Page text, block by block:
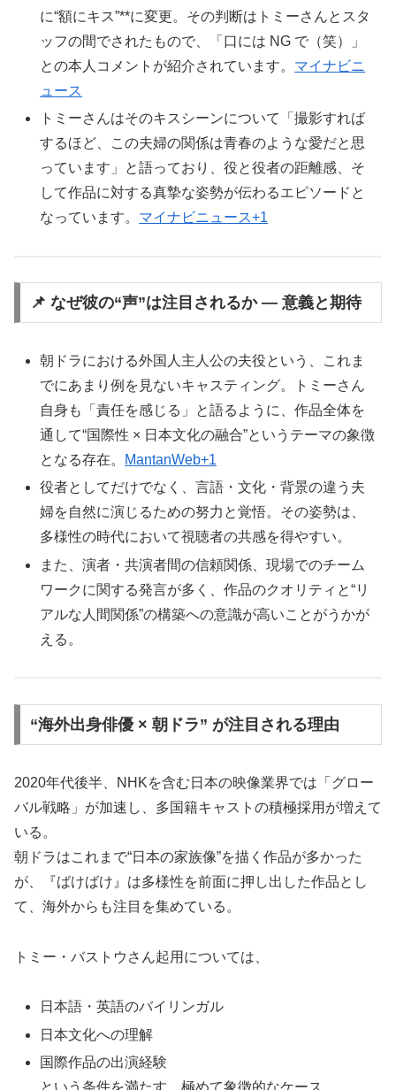
に“額にキス”**に変更。その判断はトミーさんとスタ
ッフの間でされたもので、「口には NG で（笑）」
との本人コメントが紹介されています。 マイナビニ
ュース
トミーさんはそのキスシーンについて「撮影すれば
するほど、この夫婦の関係は青春のような愛だと思
っています」と語っており、役と役者の距離感、そ
して作品に対する真摯な姿勢が伝わるエピソードと
なっています。 マイナビニュース+1
📌 なぜ彼の“声”は注目されるか — 意義と期待
朝ドラにおける外国人主人公の夫役という、これま
でにあまり例を見ないキャスティング。トミーさん
自身も「責任を感じる」と語るように、作品全体を
通して“国際性 × 日本文化の融合”というテーマの象徴
となる存在。
MantanWeb+1
役者としてだけでなく、言語・文化・背景の違う夫
婦を自然に演じるための努力と覚悟。その姿勢は、
多様性の時代において視聴者の共感を得やすい。
また、演者・共演者間の信頼関係、現場でのチーム
ワークに関する発言が多く、作品のクオリティと“リ
アルな人間関係”の構築への意識が高いことがうかが
える。
“海外出身俳優 × 朝ドラ” が注目される理由
2020年代後半、NHKを含む日本の映像業界では「グロー
バル戦略」が加速し、多国籍キャストの積極採用が増えて
いる。
朝ドラはこれまで“日本の家族像”を描く作品が多かった
が、『ばけばけ』は多様性を前面に押し出した作品とし
て、海外からも注目を集めている。
トミー・バストウさん起用については、
日本語・英語のバイリンガル
日本文化への理解
国際作品の出演経験
という条件を満たす、極めて象徴的なケース。